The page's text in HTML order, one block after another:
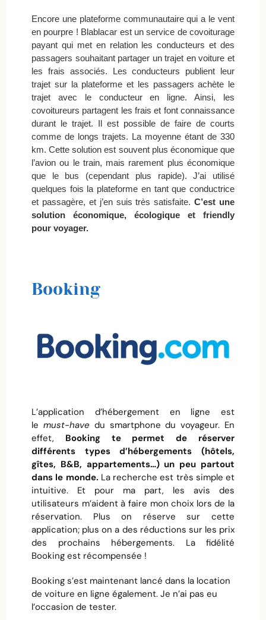
Encore une plateforme communautaire qui a le vent
en pourpre ! Blablacar est un service de covoiturage
payant qui met en relation les conducteurs et des
passagers souhaitant partager un trajet en voiture et
les frais associés. Les conducteurs publient leur
trajet sur la plateforme et les passagers achète le
trajet avec le conducteur en ligne. Ainsi, les
covoitureurs partagent les frais et font connaissance
durant le trajet. Il est possible de faire de courts
comme de longs trajets. La moyenne étant de 330
km. Cette solution est souvent plus économique que
l’avion ou le train, mais rarement plus économique
que le bus (cependant plus rapide). J’ai utilisé
quelques fois la plateforme en tant que conductrice
et passagère, et j’en suis très satisfaite.C’est une
solution économique, écologique et friendly
pour voyager.
Booking
L’application d’hébergement en ligne est
le must-have du smartphone du voyageur. En
effet, Booking te permet de réserver
différents types d’hébergements (hôtels,
gîtes, B&B, appartements…) un peu partout
dans le monde. La recherche est très simple et
intuitive. Et pour ma part, les avis des
utilisateurs m’aident à faire mon choix lors de la
réservation. Plus on réserve sur cette
application; plus on a des réductions sur les prix
des prochains hébergements. La fidélité
Booking est récompensée !
Booking s’est maintenant lancé dans la location
de voiture en ligne également. Je n’ai pas eu
l’occasion de tester.